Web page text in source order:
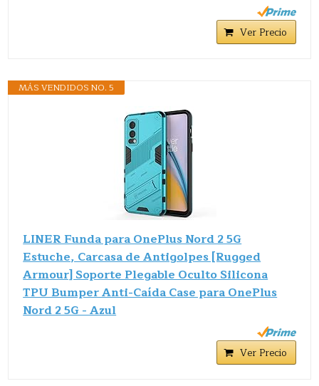
Ver Precio
MÁS VENDIDOS NO. 5
LINER Funda para OnePlus Nord 2 5G
Estuche, Carcasa de Antigolpes [Rugged
Armour] Soporte Plegable Oculto Silicona
TPU Bumper Anti-Caída Case para OnePlus
Nord 2 5G - Azul
Ver Precio